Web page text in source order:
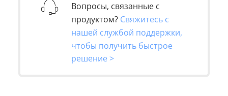
Вопросы, связанные с
продуктом? Свяжитесь с
нашей службой поддержки,
чтобы получить быстрое
решение >